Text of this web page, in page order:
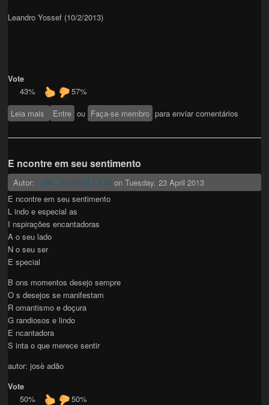
Leandro Yossef (10/2/2013)
Vote
43%
57%
Leia mais sobre Para o meu Amor
Entre ou Faça-se membro para enviar comentários
E ncontre em seu sentimento
Autor: JOSÉ ADÃO RIBEIRO onTuesday, 23 April 2013
E ncontre em seu sentimento
L indo e especial as
I nspirações encantadoras
A o seu lado
N o seu ser
E special
B ons momentos desejo sempre
O s desejos se manifestam
R omantismo e doçura
G randiosos e lindo
E ncantadora
S inta o que merece sentir
autor: josè adão
Vote
50%
50%